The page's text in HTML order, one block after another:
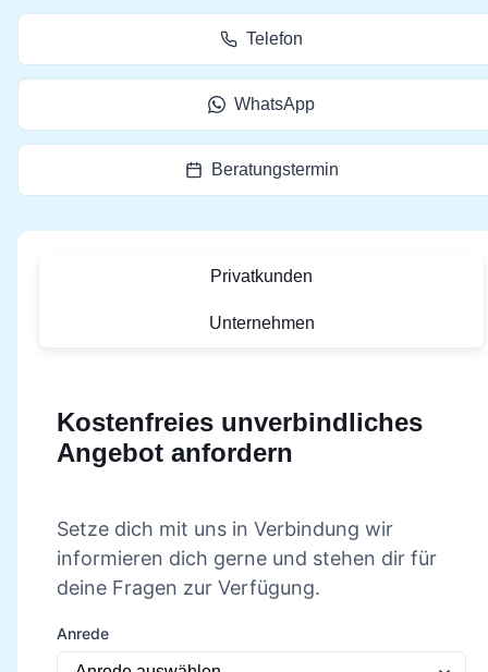
Telefon
WhatsApp
Beratungstermin
Privatkunden
Unternehmen
Kostenfreies unverbindliches
Angebot anfordern
Setze dich mit uns in Verbindung wir
informieren dich gerne und stehen dir für
deine Fragen zur Verfügung.
Anrede